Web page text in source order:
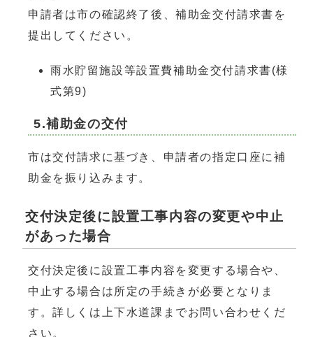
申請者は市の確認終了後、補助金交付請求書を
提出してください。
雨水貯留施設等設置費補助金交付請求書(様
式第9)
5.補助金の交付
市は交付請求に基づき、申請者の指定口座に補
助金を振り込みます。
交付決定後に設置工事内容の変更や中止
があった場合
交付決定後に設置工事内容を変更する場合や、
中止する場合は所定の手続きが必要となりま
す。詳しくは上下水道課までお問い合わせくだ
さい。